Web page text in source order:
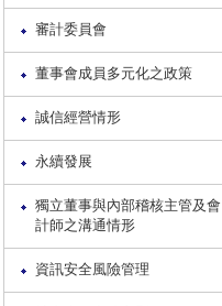
審計委員會
董事會成員多元化之政策
誠信經營情形
永續發展
獨立董事與內部稽核主管及會
計師之溝通情形
資訊安全風險管理